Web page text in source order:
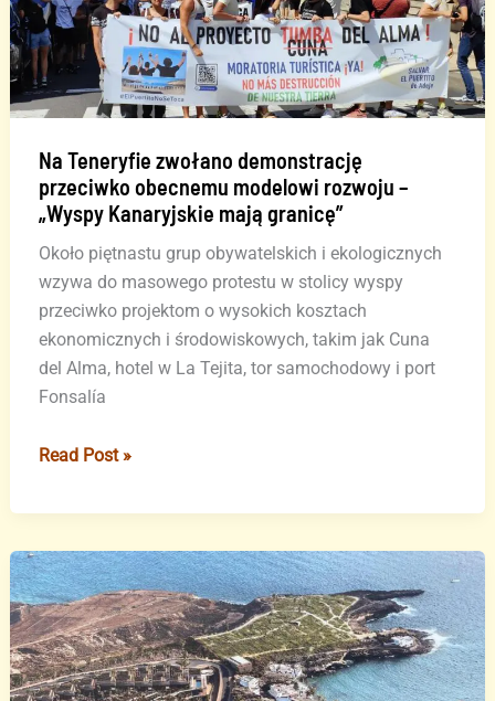
„dobry
projekt”,
więc
„będzie
być
kontynuowany”
Na Teneryfie zwołano demonstrację
przeciwko obecnemu modelowi rozwoju –
„Wyspy Kanaryjskie mają granicę”
Około piętnastu grup obywatelskich i ekologicznych
wzywa do masowego protestu w stolicy wyspy
przeciwko projektom o wysokich kosztach
ekonomicznych i środowiskowych, takim jak Cuna
del Alma, hotel w La Tejita, tor samochodowy i port
Fonsalía
Na
zwołano
przeciwko
obecnemu
modelowi
rozwoju
–
Read Post »